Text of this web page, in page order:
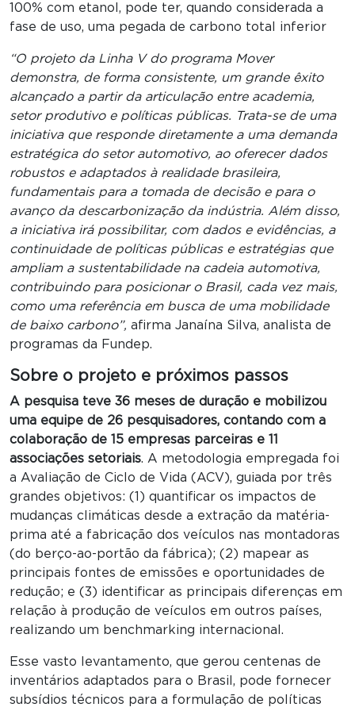
100% com etanol, pode ter, quando considerada a
fase de uso, uma pegada de carbono total inferior
“O projeto da Linha V do programa Mover
demonstra, de forma consistente, um grande êxito
alcançado a partir da articulação entre academia,
setor produtivo e políticas públicas. Trata-se de uma
iniciativa que responde diretamente a uma demanda
estratégica do setor automotivo, ao oferecer dados
robustos e adaptados à realidade brasileira,
fundamentais para a tomada de decisão e para o
avanço da descarbonização da indústria. Além disso,
a iniciativa irá possibilitar, com dados e evidências, a
continuidade de políticas públicas e estratégias que
ampliam a sustentabilidade na cadeia automotiva,
contribuindo para posicionar o Brasil, cada vez mais,
como uma referência em busca de uma mobilidade
de baixo carbono”, afirma Janaína Silva, analista de
programas da Fundep.
Sobre o projeto e próximos passos
A pesquisa teve 36 meses de duração e mobilizou
uma equipe de 26 pesquisadores, contando com a
colaboração de 15 empresas parceiras e 11
associações setoriais. A metodologia empregada foi
a Avaliação de Ciclo de Vida (ACV), guiada por três
grandes objetivos: (1) quantificar os impactos de
mudanças climáticas desde a extração da matéria-
prima até a fabricação dos veículos nas montadoras
(do berço-ao-portão da fábrica); (2) mapear as
principais fontes de emissões e oportunidades de
redução; e (3) identificar as principais diferenças em
relação à produção de veículos em outros países,
realizando um benchmarking internacional.
Esse vasto levantamento, que gerou centenas de
inventários adaptados para o Brasil, pode fornecer
subsídios técnicos para a formulação de políticas